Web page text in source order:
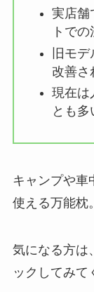
実店舗
トで
旧モ
改善さ
現在は
とも多
キャンプや車
使える万能枕。
気になる方は
ックしてみて